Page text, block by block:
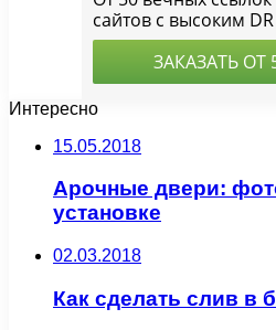
Интересно
15.05.2018
Арочные двери:
установке
02.03.2018
Как сделать слив в